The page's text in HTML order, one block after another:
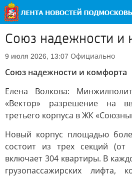
Союз надежности и
9 июля 2026, 13:07 Официально
Союз надежности и комфорта
Елена Волкова:
«Вектор» разрешение на
третьего корпуса в ЖК
Новый корпус площадью
состоит из трех секций
включает 304 квартиры. В
грузопассажирских лифта,